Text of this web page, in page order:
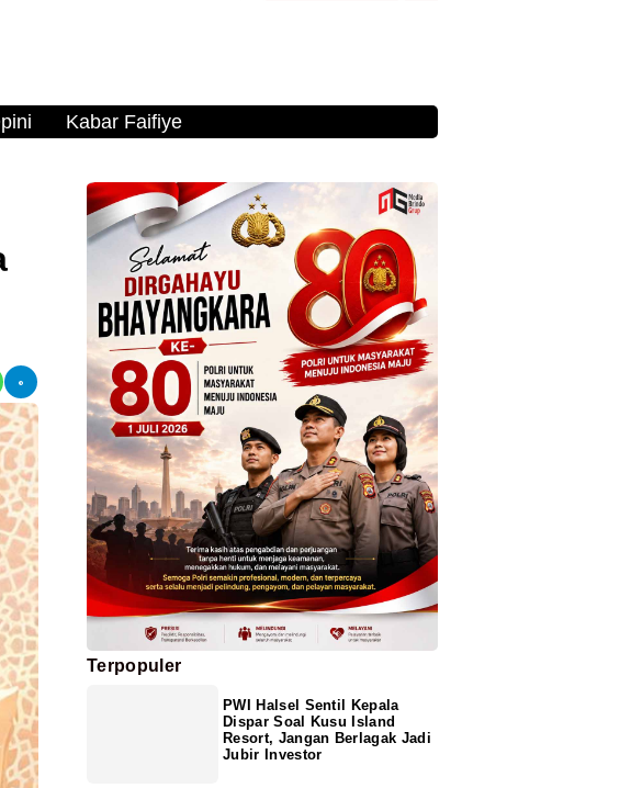
Kabar Faifiye
Terpopuler
PWI Halsel Sentil Kepala
Dispar Soal Kusu Island
Resort, Jangan Berlagak Jadi
Jubir Investor